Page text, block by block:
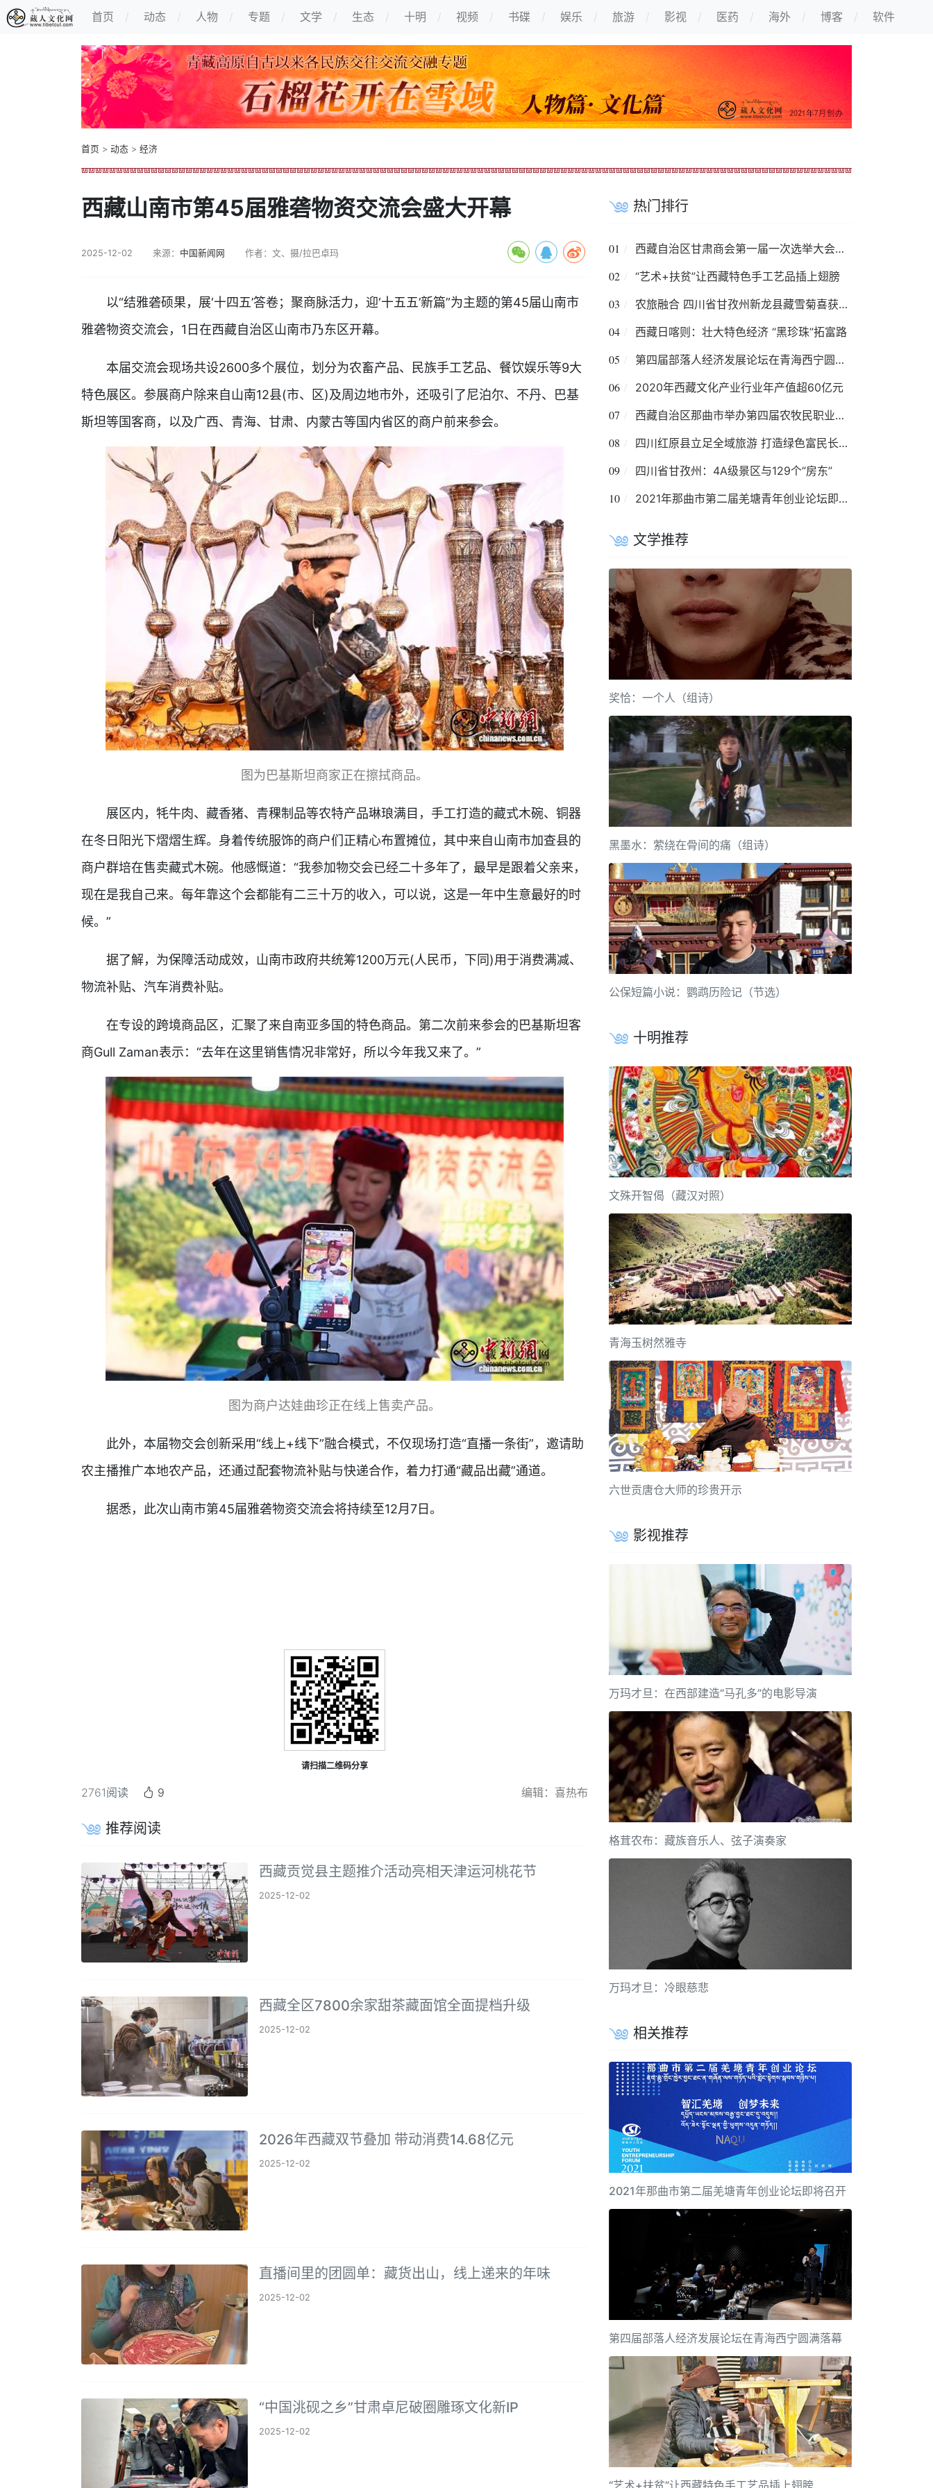
首页 动态 人物 专题 文学 生态 十明 视频 书碟 娱乐 旅游 影视 医药 海外 博客 软件
首页 > 动态 > 经济
西藏山南市第45届雅砻物资交流会盛大开幕
2025-12-02 来源： 中国新闻网 作者：文、摄/拉巴卓玛
以“结雅砻硕果，展‘十四五’答卷；聚商脉活力，迎‘十五五’新篇”为主题的第45届山南市
雅砻物资交流会，1日在西藏自治区山南市乃东区开幕。
本届交流会现场共设2600多个展位，划分为农畜产品、民族手工艺品、餐饮娱乐等9大
特色展区。参展商户除来自山南12县(市、区)及周边地市外，还吸引了尼泊尔、不丹、巴基
斯坦等国客商，以及广西、青海、甘肃、内蒙古等国内省区的商户前来参会。
图为巴基斯坦商家正在擦拭商品。
展区内，牦牛肉、藏香猪、青稞制品等农特产品琳琅满目，手工打造的藏式木碗、铜器
在冬日阳光下熠熠生辉。身着传统服饰的商户们正精心布置摊位，其中来自山南市加查县的
商户群培在售卖藏式木碗。他感慨道：“我参加物交会已经二十多年了，最早是跟着父亲来，
现在是我自己来。每年靠这个会都能有二三十万的收入，可以说，这是一年中生意最好的时
候。”
据了解，为保障活动成效，山南市政府共统筹1200万元(人民币，下同)用于消费满减、
物流补贴、汽车消费补贴。
在专设的跨境商品区，汇聚了来自南亚多国的特色商品。第二次前来参会的巴基斯坦客
商Gull Zaman表示：“去年在这里销售情况非常好，所以今年我又来了。”
图为商户达娃曲珍正在线上售卖产品。
此外，本届物交会创新采用“线上+线下”融合模式，不仅现场打造“直播一条街”，邀请助
农主播推广本地农产品，还通过配套物流补贴与快递合作，着力打通“藏品出藏”通道。
据悉，此次山南市第45届雅砻物资交流会将持续至12月7日。
请扫描二维码分享
2761阅读 9 编辑：喜热布
推荐阅读
西藏贡觉县主题推介活动亮相天津运河桃花节
2025-12-02
西藏全区7800余家甜茶藏面馆全面提档升级
2025-12-02
2026年西藏双节叠加 带动消费14.68亿元
2025-12-02
直播间里的团圆单：藏货出山，线上递来的年味
2025-12-02
“中国洮砚之乡”甘肃卓尼破圈雕琢文化新IP
2025-12-02
热门排行
01 西藏自治区甘肃商会第一届一次选举大会召开
02 “艺术+扶贫”让西藏特色手工艺品插上翅膀
03 农旅融合 四川省甘孜州新龙县藏雪菊喜获丰收
04 西藏日喀则：壮大特色经济 “黑珍珠”拓富路
05 第四届部落人经济发展论坛在青海西宁圆满落幕
06 2020年西藏文化产业行业年产值超60亿元
07 西藏自治区那曲市举办第四届农牧民职业技能大赛
08 四川红原县立足全域旅游 打造绿色富民长效支点
09 四川省甘孜州：4A级景区与129个“房东”
10 2021年那曲市第二届羌塘青年创业论坛即将召开
文学推荐
奖恰：一个人（组诗）
黑墨水：萦绕在骨间的痛（组诗）
公保短篇小说：鹦鹉历险记（节选）
十明推荐
文殊开智偈（藏汉对照）
青海玉树然雅寺
六世贡唐仓大师的珍贵开示
影视推荐
万玛才旦：在西部建造“马孔多”的电影导演
格茸农布：藏族音乐人、弦子演奏家
万玛才旦：冷眼慈悲
相关推荐
2021年那曲市第二届羌塘青年创业论坛即将召开
第四届部落人经济发展论坛在青海西宁圆满落幕
“艺术+扶贫”让西藏特色手工艺品插上翅膀